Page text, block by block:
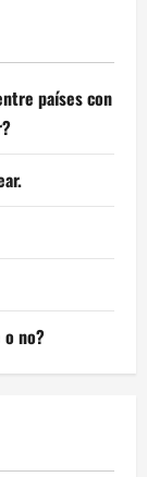
países con
o no?